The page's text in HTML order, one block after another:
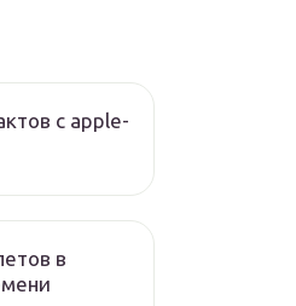
с apple-
в